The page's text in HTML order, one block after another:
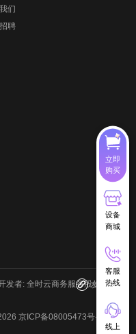
们
聘
发者: 全时云商务服务股份有限
京ICP备08005473号-9
友情链接
立即
购买
设备
商城
客服
热线
线上